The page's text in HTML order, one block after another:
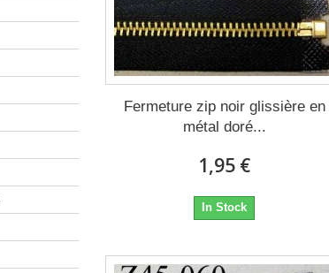
Fermeture zip noir glissière en
métal doré...
1,95 €
In Stock